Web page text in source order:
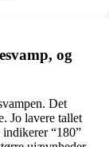
og
Det
Jo lavere tallet
“180”